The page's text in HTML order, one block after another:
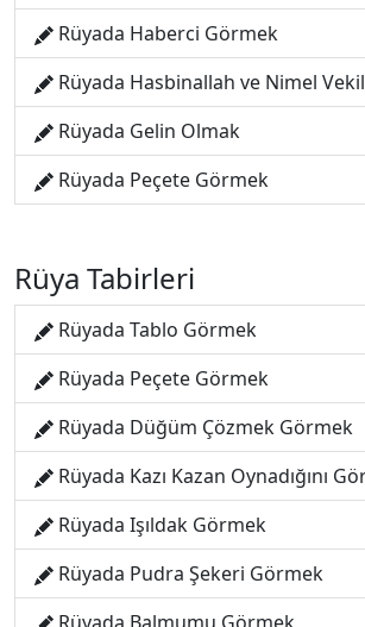
Rüyada Haberci Görmek
Rüyada Hasbinallah ve Nimel
Rüyada Gelin Olmak
Rüyada Peçete Görmek
Rüya Tabirleri
Rüyada Tablo Görmek
Rüyada Peçete Görmek
Rüyada Düğüm Çözmek Görmek
Rüyada Kazı Kazan Oynadığını
Rüyada Işıldak Görmek
Rüyada Pudra Şekeri Görmek